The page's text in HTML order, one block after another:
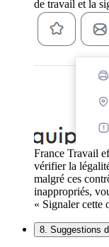
de travail et la
France Travail
vérifier la
malgré ces
inappropriés,
« Signaler cette
8. Suggestions